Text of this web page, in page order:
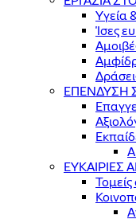
Υγεία
Ίσες
ΕΠΕΝΔΥΣΗ
ΕΥΚΑΙΡΙΕΣ